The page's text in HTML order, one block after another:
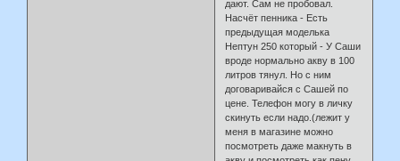
дают. Сам не пробовал.
Насчёт пенника - Есть
предыдущая моделька
Нептун 250 который - У Саши
вроде нормально акву в 100
литров тянул. Но с ним
договаривайся с Сашей по
цене. Телефон могу в личку
скинуть если надо.(лежит у
меня в магазине можно
посмотреть даже макнуть в